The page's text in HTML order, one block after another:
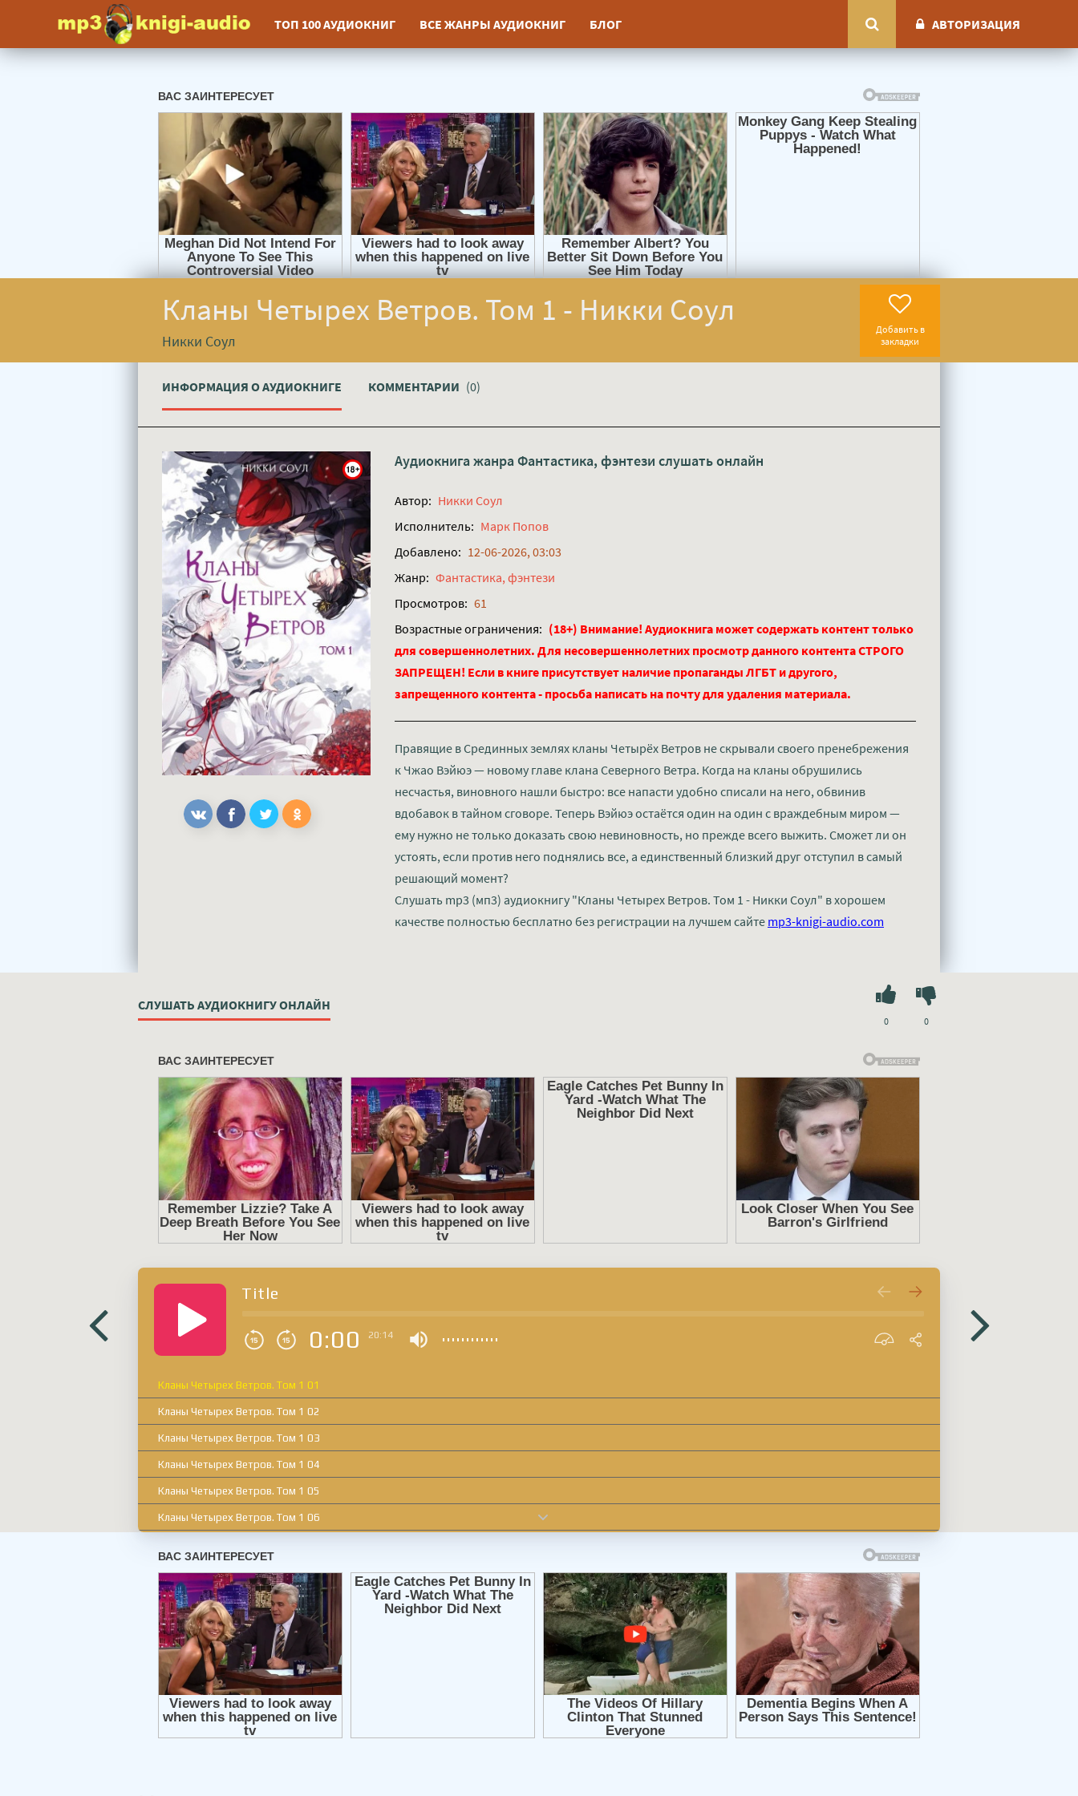
ТОП 100 АУДИОКНИГ ВСЕ ЖАНРЫ АУДИОКНИГ БЛОГ АВТОРИЗАЦИЯ
Кланы Четырех Ветров. Том 1 - Никки Соул
Никки Соул
Добавить в
закладки
ИНФОРМАЦИЯ О АУДИОКНИГЕ КОММЕНТАРИИ (0)
Аудиокнига жанра Фантастика, фэнтези слушать онлайн
Автор: Никки Соул
Исполнитель: Марк Попов
Добавлено: 12-06-2026, 03:03
Жанр: Фантастика, фэнтези
Просмотров: 61
Возрастные ограничения: (18+) Внимание! Аудиокнига может содержать контент только
для совершеннолетних. Для несовершеннолетних просмотр данного контента СТРОГО
ЗАПРЕЩЕН! Если в книге присутствует наличие пропаганды ЛГБТ и другого,
запрещенного контента - просьба написать на почту для удаления материала.
Правящие в Срединных землях кланы Четырёх Ветров не скрывали своего пренебрежения
к Чжао Вэйюэ — новому главе клана Северного Ветра. Когда на кланы обрушились
несчастья, виновного нашли быстро: все напасти удобно списали на него, обвинив
вдобавок в тайном сговоре. Теперь Вэйюэ остаётся один на один с враждебным миром —
ему нужно не только доказать свою невиновность, но прежде всего выжить. Сможет ли он
устоять, если против него поднялись все, а единственный близкий друг отступил в самый
решающий момент?
Слушать mp3 (мп3) аудиокнигу "Кланы Четырех Ветров. Том 1 - Никки Соул" в хорошем
качестве полностью бесплатно без регистрации на лучшем сайте mp3-knigi-audio.com
СЛУШАТЬ АУДИОКНИГУ ОНЛАЙН
0 0
Title
0:00 20:14
Кланы Четырех Ветров. Том 1 01
Кланы Четырех Ветров. Том 1 02
Кланы Четырех Ветров. Том 1 03
Кланы Четырех Ветров. Том 1 04
Кланы Четырех Ветров. Том 1 05
Кланы Четырех Ветров. Том 1 06
Кланы Четырех Ветров. Том 1 08
Кланы Четырех Ветров. Том 1 09
Кланы Четырех Ветров. Том 1 10
Кланы Четырех Ветров. Том 1 11
Кланы Четырех Ветров. Том 1 12
Кланы Четырех Ветров. Том 1 13
Кланы Четырех Ветров. Том 1 14